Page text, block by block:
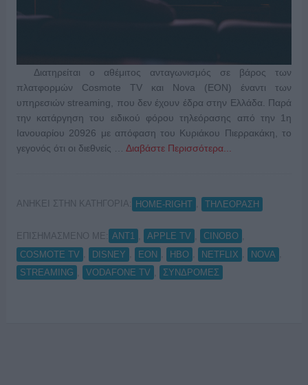
Διατηρείται ο αθέμιτος ανταγωνισμός σε βάρος των
πλατφορμών Cosmote TV και Nova (EON) έναντι των
υπηρεσιών streaming, που δεν έχουν έδρα στην Ελλάδα. Παρά
την κατάργηση του ειδικού φόρου τηλεόρασης από την 1η
Ιανουαρίου 20926 με απόφαση του Κυριάκου Πιερρακάκη, το
γεγονός ότι οι διεθνείς … Διαβάστε Περισσότερα...
ΑΝΗΚΕΙ ΣΤΗΝ ΚΑΤΗΓΟΡΙΑ: HOME-RIGHT ΤΗΛΕΟΡΑΣΗ
ΕΠΙΣΗΜΑΣΜΕΝΟ ΜΕ: ANT1 APPLE TV CINOBO
COSMOTE TV
DISNEY EON HBO NETFLIX NOVA
STREAMING
VODAFONE TV ΣΥΝΔΡΟΜΕΣ